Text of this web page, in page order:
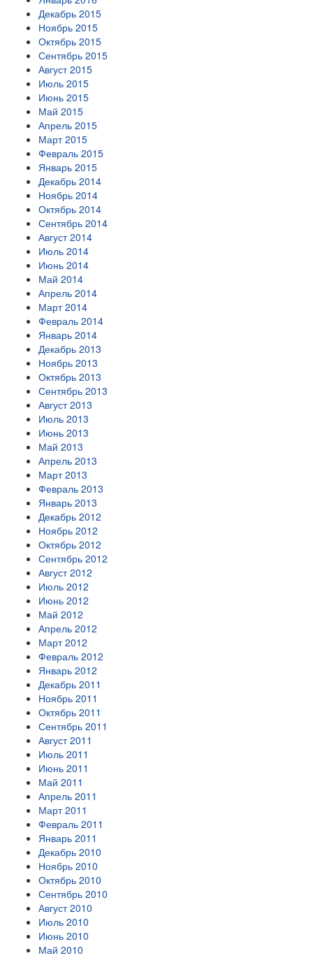
Декабрь 2015
Ноябрь 2015
Октябрь 2015
Сентябрь 2015
Август 2015
Июль 2015
Июнь 2015
Май 2015
Апрель 2015
Март 2015
Февраль 2015
Январь 2015
Декабрь 2014
Ноябрь 2014
Октябрь 2014
Сентябрь 2014
Август 2014
Июль 2014
Июнь 2014
Май 2014
Апрель 2014
Март 2014
Февраль 2014
Январь 2014
Декабрь 2013
Ноябрь 2013
Октябрь 2013
Сентябрь 2013
Август 2013
Июль 2013
Июнь 2013
Май 2013
Апрель 2013
Март 2013
Февраль 2013
Январь 2013
Декабрь 2012
Ноябрь 2012
Октябрь 2012
Сентябрь 2012
Август 2012
Июль 2012
Июнь 2012
Май 2012
Апрель 2012
Март 2012
Февраль 2012
Январь 2012
Декабрь 2011
Ноябрь 2011
Октябрь 2011
Сентябрь 2011
Август 2011
Июль 2011
Июнь 2011
Май 2011
Апрель 2011
Март 2011
Февраль 2011
Январь 2011
Декабрь 2010
Ноябрь 2010
Октябрь 2010
Сентябрь 2010
Август 2010
Июль 2010
Июнь 2010
Май 2010